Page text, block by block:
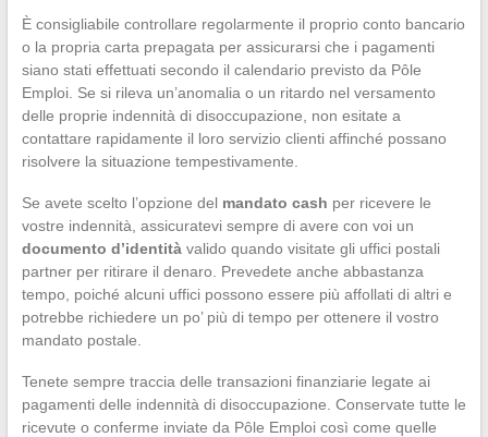
È consigliabile controllare regolarmente il proprio conto bancario
o la propria carta prepagata per assicurarsi che i pagamenti
siano stati effettuati secondo il calendario previsto da Pôle
Emploi. Se si rileva un’anomalia o un ritardo nel versamento
delle proprie indennità di disoccupazione, non esitate a
contattare rapidamente il loro servizio clienti affinché possano
risolvere la situazione tempestivamente.
Se avete scelto l’opzione del mandato cash per ricevere le
vostre indennità, assicuratevi sempre di avere con voi un
documento d’identitàvalido quando visitate gli uffici postali
partner per ritirare il denaro. Prevedete anche abbastanza
tempo, poiché alcuni uffici possono essere più affollati di altri e
potrebbe richiedere un po’ più di tempo per ottenere il vostro
mandato postale.
Tenete sempre traccia delle transazioni finanziarie legate ai
pagamenti delle indennità di disoccupazione. Conservate tutte le
ricevute o conferme inviate da Pôle Emploi così come quelle